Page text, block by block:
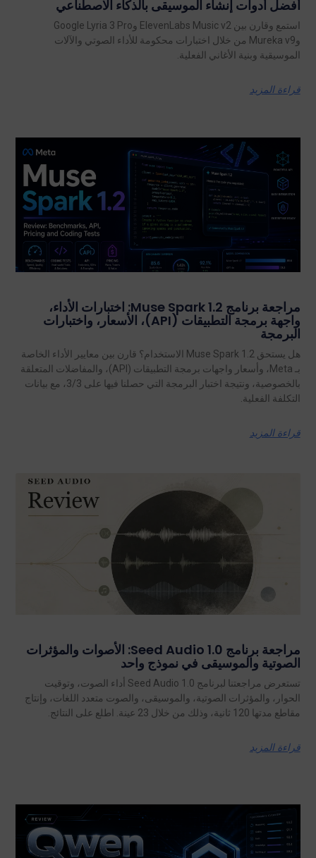
أفضل أدوات إنشاء الموسيقى بالذكاء الاصطناعي
استمع وقارن بين ElevenLabs Music v2 وGoogle Lyria 3 Pro
وMureka v9 من خلال اختبارات محكومة للأداء الصوتي والآلات
الموسيقية وبنية الأغاني الفعلية.
قراءة المزيد
مراجعة برنامج Muse Spark 1.2: اختبارات الأداء،
واجهة برمجة التطبيقات (API)، الأسعار، واختبارات
البرمجة
هل يستحق Muse Spark 1.2 الاستخدام؟ قارن بين معايير الأداء الخاصة
بـ Meta، وأسعار واجهات برمجة التطبيقات (API)، والمفاضلات المتعلقة
بالخصوصية، ونتيجة اختبار البرمجة التي حصلنا فيها على 3/3، مع بيانات
التكلفة الفعلية.
قراءة المزيد
مراجعة برنامج Seed Audio 1.0: الأصوات والمؤثرات
الصوتية والموسيقى في نموذج واحد
تستعرض مراجعتنا لبرنامج Seed Audio 1.0 أداء الصوت، وتوقيت
الحوار، والمؤثرات الصوتية، والموسيقى، والصوت متعدد اللغات، وإنتاج
مقاطع مدتها 120 ثانية، وذلك من خلال 23 عينة. اطلع على النتائج.
قراءة المزيد